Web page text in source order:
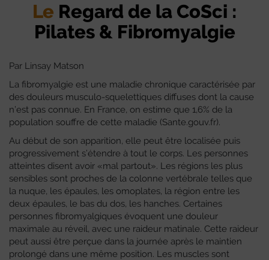
Le Regard de la CoSci :
Pilates & Fibromyalgie
Par Linsay Matson
La fibromyalgie est une maladie chronique caractérisée par
des douleurs musculo-squelettiques diffuses dont la cause
n’est pas connue. En France, on estime que 1,6% de la
population souffre de cette maladie (Sante.gouv.fr).
Au début de son apparition, elle peut être localisée puis
progressivement s’étendre à tout le corps. Les personnes
atteintes disent avoir «mal partout». Les régions les plus
sensibles sont proches de la colonne vertébrale telles que
la nuque, les épaules, les omoplates, la région entre les
deux épaules, le bas du dos, les hanches. Certaines
personnes fibromyalgiques évoquent une douleur
maximale au réveil, avec une raideur matinale. Cette raideur
peut aussi être perçue dans la journée après le maintien
prolongé dans une même position. Les muscles sont